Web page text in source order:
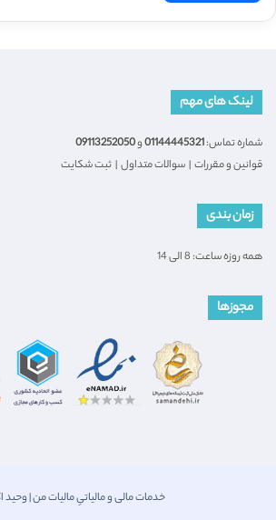
لینک های مهم
شماره تماس:01144445321و09113252050
قوانین و مقررات | سوالات متداول | ثبت شکایت
زمان بندی
همه روزه ساعت: 8 الی 14
مجوزها
خدمات مالی و مالیاتیِ مالیات من | وحید